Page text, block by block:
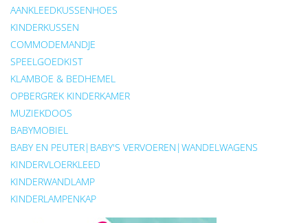
AANKLEEDKUSSENHOES
KINDERKUSSEN
COMMODEMANDJE
SPEELGOEDKIST
KLAMBOE & BEDHEMEL
OPBERGREK KINDERKAMER
MUZIEKDOOS
BABYMOBIEL
BABY EN PEUTER|BABY'S VERVOEREN|WANDELWAGENS
KINDERVLOERKLEED
KINDERWANDLAMP
KINDERLAMPENKAP